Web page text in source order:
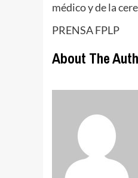
médico y de la
PRENSA FPLP
About The